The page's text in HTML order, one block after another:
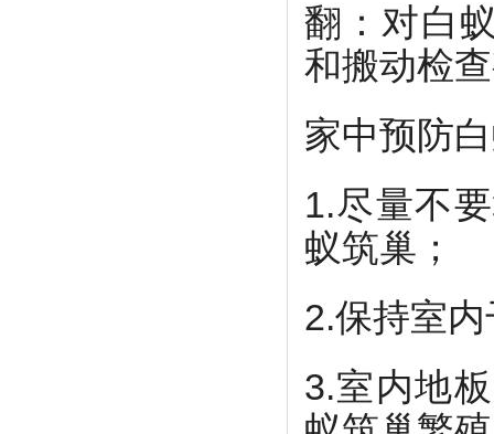
翻：对白
和搬动检
家中预防
1.尽量不
蚁筑巢；
2.保持室
3.室内地